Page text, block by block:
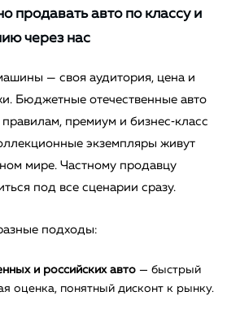
продавать авто по классу и
через нас
— своя аудитория, цена и
Бюджетные отечественные авто
премиум и бизнес‑класс
экземпляры живут
мире. Частному продавцу
под все сценарии сразу.
подходы:
и российских авто — быстрый
оценка, понятный дисконт к рынку.